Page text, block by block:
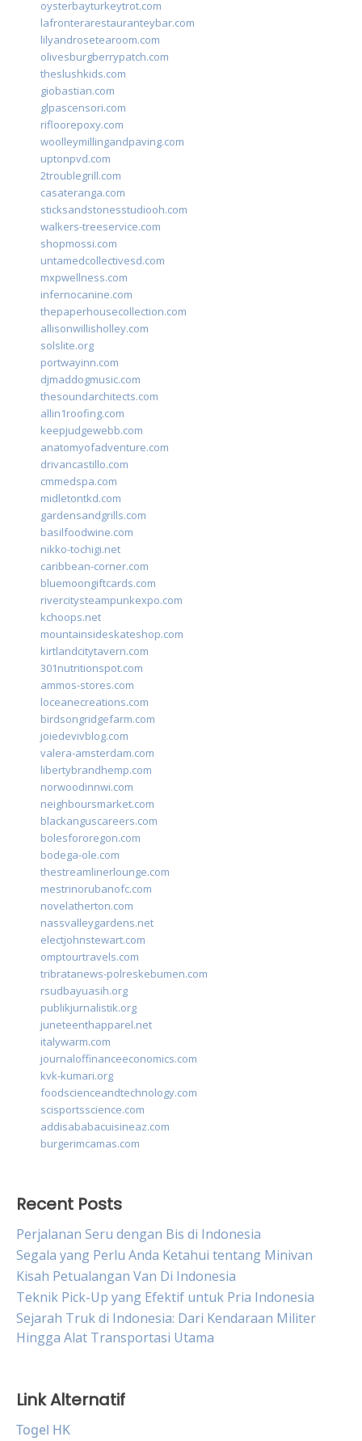
oysterbayturkeytrot.com
lafronterarestauranteybar.com
lilyandrosetearoom.com
olivesburgberrypatch.com
theslushkids.com
giobastian.com
glpascensori.com
rifloorepoxy.com
woolleymillingandpaving.com
uptonpvd.com
2troublegrill.com
casateranga.com
sticksandstonesstudiooh.com
walkers-treeservice.com
shopmossi.com
untamedcollectivesd.com
mxpwellness.com
infernocanine.com
thepaperhousecollection.com
allisonwillisholley.com
solslite.org
portwayinn.com
djmaddogmusic.com
thesoundarchitects.com
allin1roofing.com
keepjudgewebb.com
anatomyofadventure.com
drivancastillo.com
cmmedspa.com
midletontkd.com
gardensandgrills.com
basilfoodwine.com
nikko-tochigi.net
caribbean-corner.com
bluemoongiftcards.com
rivercitysteampunkexpo.com
kchoops.net
mountainsideskateshop.com
kirtlandcitytavern.com
301nutritionspot.com
ammos-stores.com
loceanecreations.com
birdsongridgefarm.com
joiedevivblog.com
valera-amsterdam.com
libertybrandhemp.com
norwoodinnwi.com
neighboursmarket.com
blackanguscareers.com
bolesfororegon.com
bodega-ole.com
thestreamlinerlounge.com
mestrinorubanofc.com
novelatherton.com
nassvalleygardens.net
electjohnstewart.com
omptourtravels.com
tribratanews-polreskebumen.com
rsudbayuasih.org
publikjurnalistik.org
juneteenthapparel.net
italywarm.com
journaloffinanceeconomics.com
kvk-kumari.org
foodscienceandtechnology.com
scisportsscience.com
addisababacuisineaz.com
burgerimcamas.com
Recent Posts
Perjalanan Seru dengan Bis di Indonesia
Segala yang Perlu Anda Ketahui tentang Minivan
Kisah Petualangan Van Di Indonesia
Teknik Pick-Up yang Efektif untuk Pria Indonesia
Sejarah Truk di Indonesia: Dari Kendaraan Militer
Hingga Alat Transportasi Utama
Link Alternatif
Togel HK